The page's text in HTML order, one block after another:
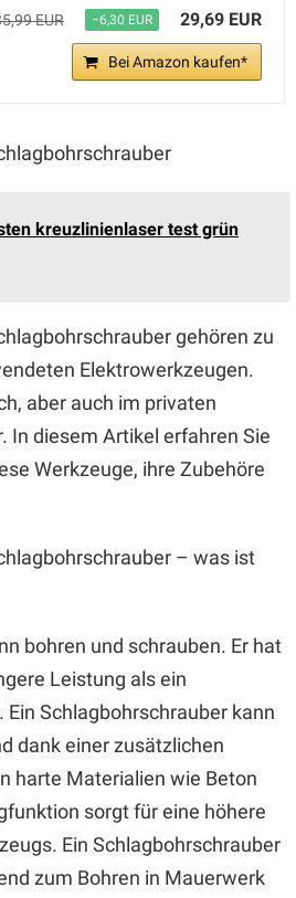
EUR −6,30 EUR 29,69 EUR
Bei Amazon kaufen*
kreuzlinienlaser test grün
gehören zu
Elektrowerkzeugen.
aber auch im privaten
In diesem Artikel erfahren Sie
Werkzeuge, ihre Zubehöre
– was ist
bohren und schrauben. Er hat
Leistung als ein
Schlagbohrschrauber kann
dank einer zusätzlichen
harte Materialien wie Beton
sorgt für eine höhere
Ein Schlagbohrschrauber
zum Bohren in Mauerwerk